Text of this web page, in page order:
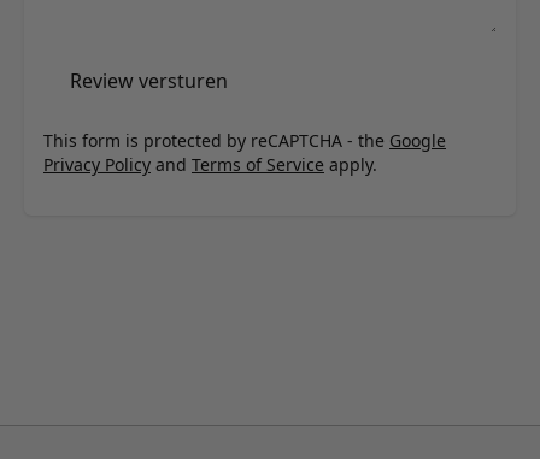
Review versturen
This form is protected by reCAPTCHA - the Google
Privacy Policy and Terms of Service apply.